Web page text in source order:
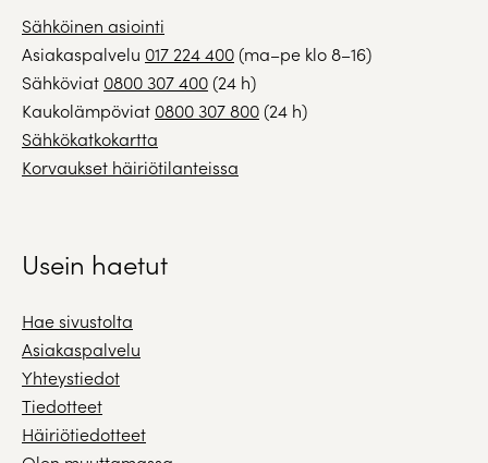
Sähköinen asiointi
Asiakaspalvelu 017 224 400(ma–pe klo 8–16)
Sähköviat 0800 307 400(24 h)
Kaukolämpöviat 0800 307 800(24 h)
Sähkökatkokartta
Korvaukset häiriötilanteissa
Usein haetut
Hae sivustolta
Asiakaspalvelu
Yhteystiedot
Tiedotteet
Häiriötiedotteet